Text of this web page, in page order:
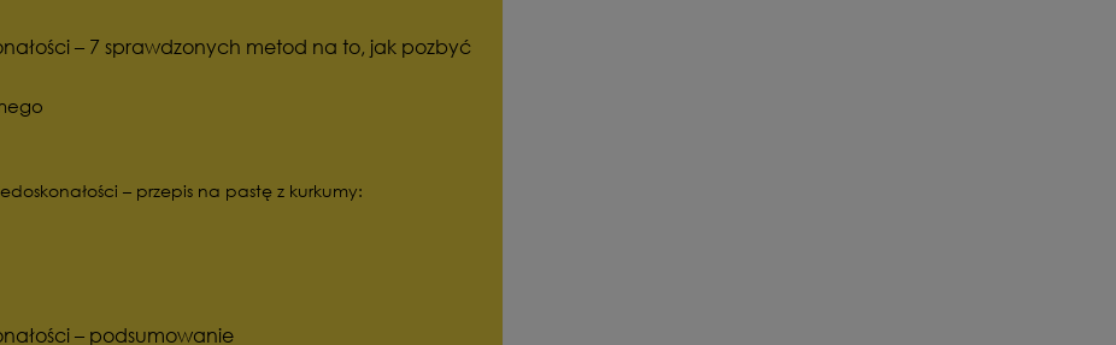
– 7 sprawdzonych metod na to, jak pozbyć
– przepis na pastę z kurkumy:
– podsumowanie